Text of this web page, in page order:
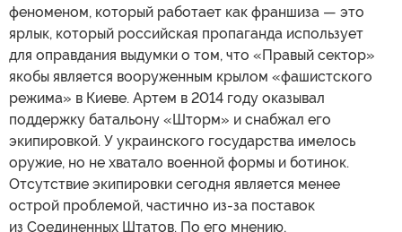
феноменом, который работает как франшиза — это
ярлык, который российская пропаганда использует
для оправдания выдумки о том, что «Правый сектор»
якобы является вооруженным крылом «фашистского
режима» в Киеве. Артем в 2014 году оказывал
поддержку батальону «Шторм» и снабжал его
экипировкой. У украинского государства имелось
оружие, но не хватало военной формы и ботинок.
Отсутствие экипировки сегодня является менее
острой проблемой, частично из-за поставок
из Соединенных Штатов. По его мнению,